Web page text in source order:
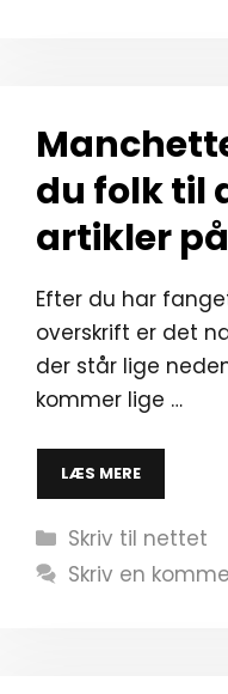
du folk til
artikler
Efter du har
overskrift er det
der står lige
kommer lige …
LÆS MERE
Kategorier
Skriv til nettet
Skriv en